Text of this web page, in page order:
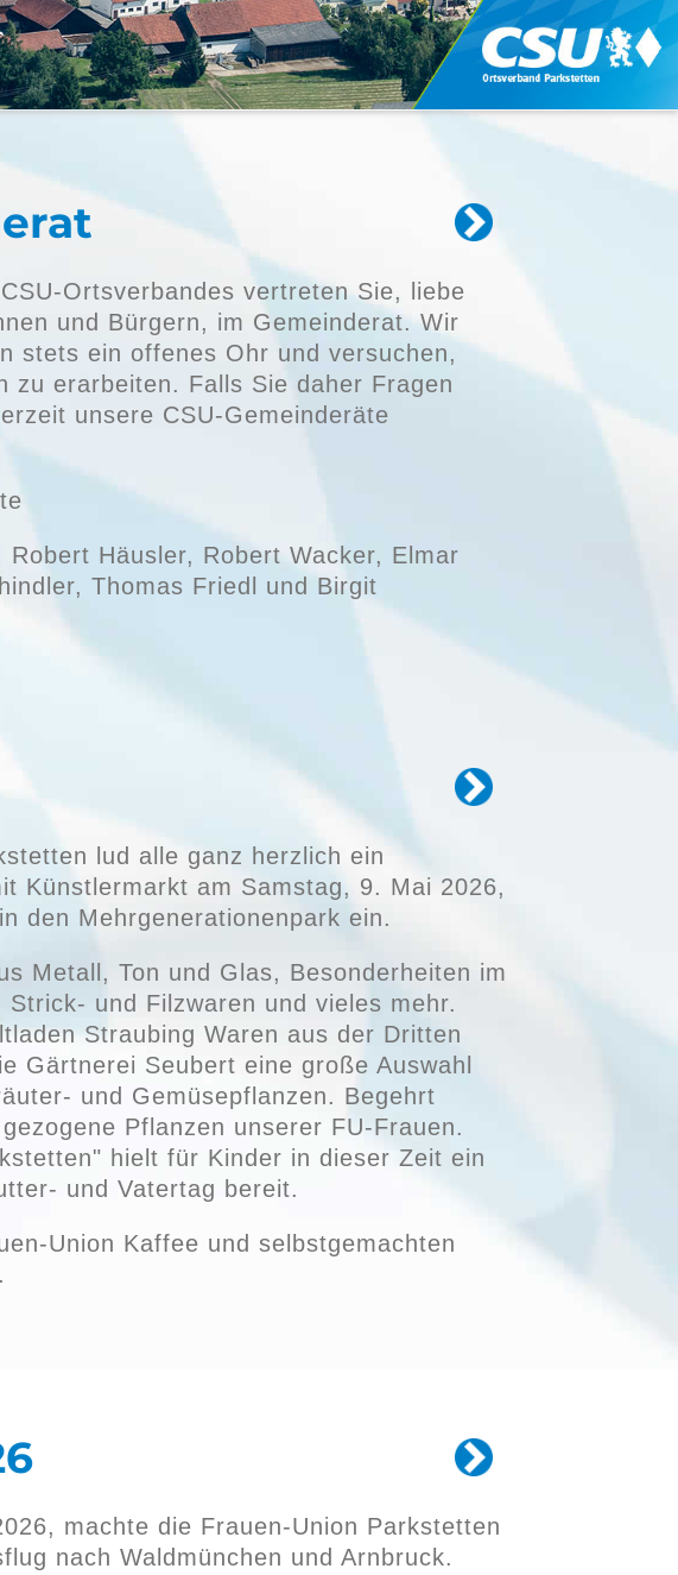
Ortsverbandes vertreten Sie, liebe
und Bürgern, im Gemeinderat. Wir
stets ein offenes Ohr und versuchen,
zu erarbeiten. Falls Sie daher Fragen
unsere CSU-Gemeinderäte
Robert Häusler, Robert Wacker, Elmar
Thomas Friedl und Birgit
lud alle ganz herzlich ein
Künstlermarkt am Samstag, 9. Mai 2026,
den Mehrgenerationenpark ein.
Metall, Ton und Glas, Besonderheiten im
Strick- und Filzwaren und vieles mehr.
Straubing Waren aus der Dritten
Gärtnerei Seubert eine große Auswahl
und Gemüsepflanzen. Begehrt
Pflanzen unserer FU-Frauen.
hielt für Kinder in dieser Zeit ein
und Vatertag bereit.
Union Kaffee und selbstgemachten
machte die Frauen-Union Parkstetten
nach Waldmünchen und Arnbruck.